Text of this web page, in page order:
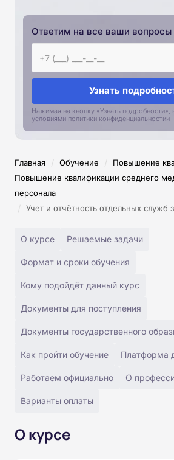
Ответим на все ваши вопросы
Узнать
Нажимая на кнопку «Узнать подробности»,
условиями политики конфиденциальностии
Главная / Обучение / Повышение
Повышение квалификации среднего
персонала
/ Учет и отчётность отдельных служб
О курсе Решаемые задачи
Формат и сроки обучения
Кому подойдёт данный курс
Документы для поступления
Документы государственного
Как пройти обучение Платформа
Работаем официально О
Варианты оплаты
О курсе